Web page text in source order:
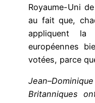
Royaume-Uni
au fait que,
appliquent la
européennes
votées, parce
Jean–
Britanniques